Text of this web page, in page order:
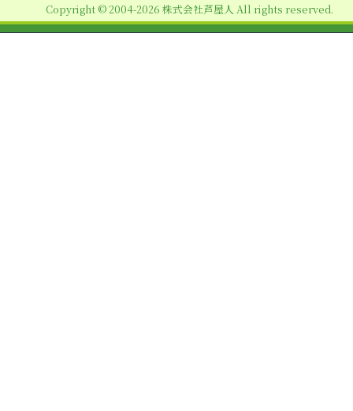
ン
Copyright © 2004-2026 株式会社芦屋人 All rights reserved.